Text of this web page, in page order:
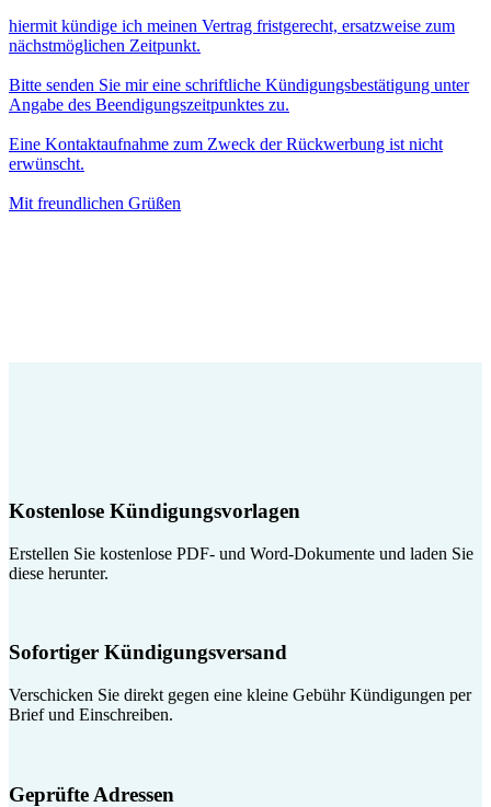
hiermit kündige ich meinen Vertrag fristgerecht, ersatzweise zum
nächstmöglichen Zeitpunkt.
Bitte senden Sie mir eine schriftliche Kündigungsbestätigung unter
Angabe des Beendigungszeitpunktes zu.
Eine Kontaktaufnahme zum Zweck der Rückwerbung ist nicht
erwünscht.
Mit freundlichen Grüßen
Kostenlose Kündigungsvorlagen
Erstellen Sie kostenlose PDF- und Word-Dokumente und laden Sie
diese herunter.
Sofortiger Kündigungsversand
Verschicken Sie direkt gegen eine kleine Gebühr Kündigungen per
Brief und Einschreiben.
Geprüfte Adressen